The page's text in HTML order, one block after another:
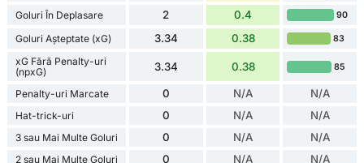
Goluri În Deplasare 2 0.4 90
Goluri Așteptate (xG) 3.34 0.38 83
xG Fără Penalty-uri
(npxG)
3.34 0.38 85
Penalty-uri Marcate 0 N/A N/A
Hat-trick-uri 0 N/A N/A
3 sau Mai Multe Goluri 0 N/A N/A
2 sau Mai Multe Goluri 0 N/A N/A